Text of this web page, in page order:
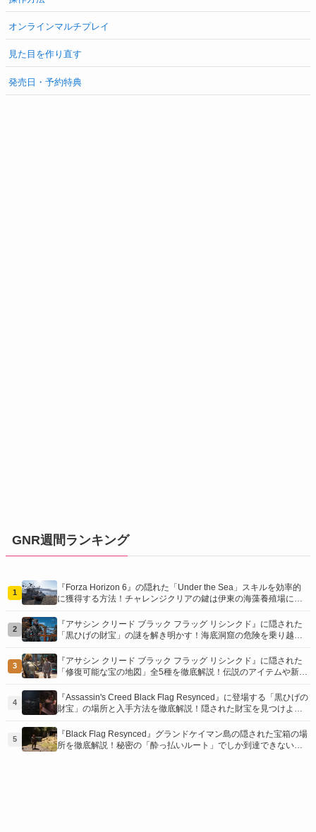
オンラインマルチプレイ
見た目を作り直す
発売日・予約特典
GNR週間ランキング
1
『Forza Horizon 6』の隠れた「Under the Sea」スキルを効率的
に獲得する方法！チャレンジクリアの鍵は伊東の海藻養殖場にあ
2
『アサシン クリード ブラック フラッグ リシンクド』に隠された
「黒ひげの財宝」の謎を解き明かす！海底洞窟の危険を乗り越
3
『アサシン クリード ブラック フラッグ リシンクド』に隠された
「修復可能な宝の地図」全5種を徹底解説！伝説のアイテムや新衣
介！
4
『Assassin's Creed Black Flag Resynced』に登場する「黒ひげの
財宝」の場所と入手方法を徹底解説！隠された財宝を見つけよ
5
『Black Flag Resynced』グランドケイマン島の隠された宝箱の場
所を徹底解説！秘密の「酔っ払いルート」でしか到達できないお